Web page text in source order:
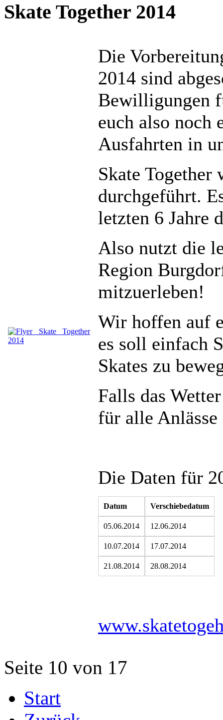
Skate Together 2014
Die
2014 sind
Bewilligungen
euch also noch
Ausfahrten in
Skate
durchgeführt.
letzten 6 Jahre
Also nutzt die
Region
mitzuerleben!
Wir hoffen auf
es soll einfach
Skates zu
Falls das
für alle Anlässe
Die Daten für
Datum Verschiebedatum
05.06.2014 12.06.2014
10.07.2014 17.07.2014
21.08.2014 28.08.2014
Seite 10 von 17
Start